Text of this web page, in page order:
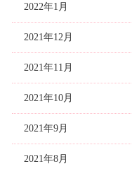
2022年1月
2021年12月
2021年11月
2021年10月
2021年9月
2021年8月